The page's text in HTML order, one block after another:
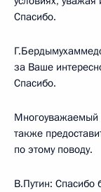
Спасибо.
за Ваше
Спасибо.
Многоуважаемый
также
по этому поводу.
В.Путин: Спасибо